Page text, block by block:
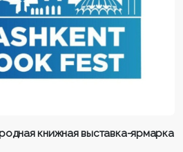
книжная выставка-ярмарка